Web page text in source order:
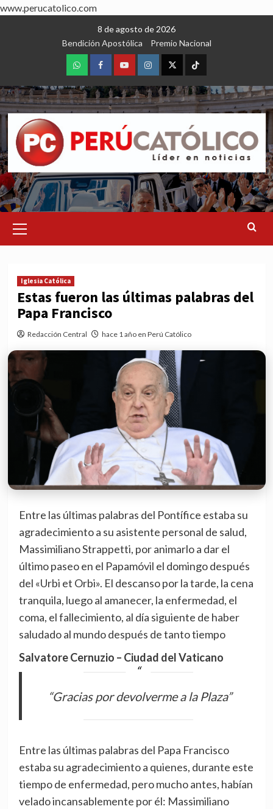
www.perucatolico.com
8 de agosto de 2026
Bendición Apostólica
Premio Nacional
WhatsAppFacebookYoutubeInstagram
X TikTok
Menu
Iglesia Católica
Estas fueron las últimas palabras del
Papa Francisco
Redacción Central hace 1 año en Perú Católico
Entre las últimas palabras del Pontífice estaba su
agradecimiento a su asistente personal de salud,
Massimiliano Strappetti, por animarlo a dar el
último paseo en el Papamóvil el domingo después
del «Urbi et Orbi». El descanso por la tarde, la cena
tranquila, luego al amanecer, la enfermedad, el
coma, el fallecimiento, al día siguiente de haber
saludado al mundo después de tanto tiempo
Salvatore Cernuzio – Ciudad del Vaticano
“Gracias por devolverme a la Plaza”
Entre las últimas palabras del Papa Francisco
estaba su agradecimiento a quienes, durante este
tiempo de enfermedad, pero mucho antes, habían
velado incansablemente por él: Massimiliano